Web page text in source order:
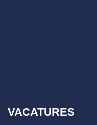
VACATURES